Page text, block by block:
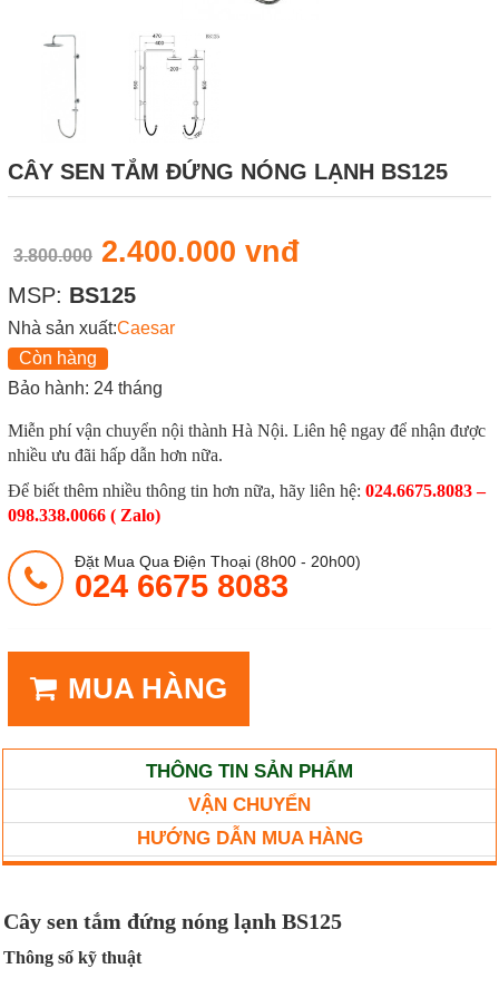
CÂY SEN TẮM ĐỨNG NÓNG LẠNH BS125
3.800.000 2.400.000 vnđ
MSP: BS125
Nhà sản xuất:Caesar
Còn hàng
Bảo hành: 24 tháng
Miễn phí vận chuyển nội thành Hà Nội. Liên hệ ngay để nhận được
nhiều ưu đãi hấp dẫn hơn nữa.
Để biết thêm nhiều thông tin hơn nữa, hãy liên hệ: 024.6675.8083 –
098.338.0066 ( Zalo)
Đặt Mua Qua Điện Thoại (8h00 - 20h00)
024 6675 8083
MUA HÀNG
THÔNG TIN SẢN PHẨM
VẬN CHUYỂN
HƯỚNG DẪN MUA HÀNG
Cây sen tắm đứng nóng lạnh BS125
Thông số kỹ thuật